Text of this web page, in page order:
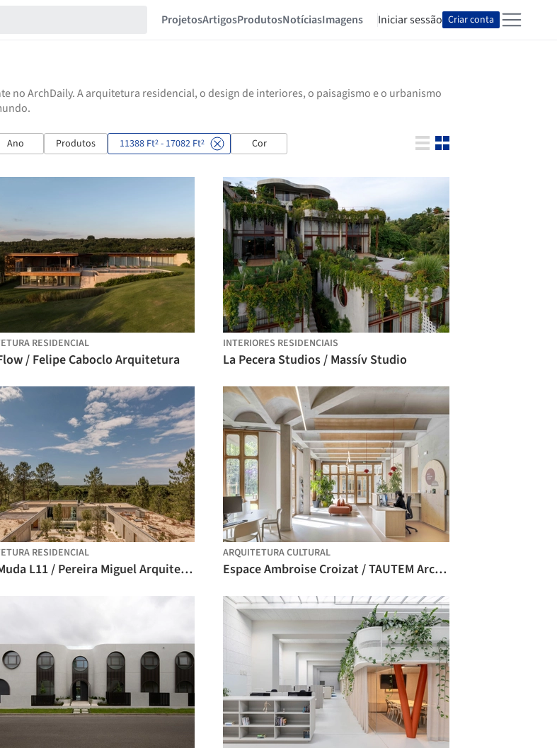
ProjetosArtigosProdutosNotíciasImagens Iniciar sessão Criar conta
no ArchDaily. A arquitetura residencial, o design de interiores, o paisagismo e o urbanismo
Ano Produtos 11388 Ft2 - 17082 Ft2 Cor
RESIDENCIAL
/ Felipe Caboclo Arquitetura
INTERIORES RESIDENCIAIS
La Pecera Studios / Massív Studio
RESIDENCIAL
Casa Muda L11 / Pereira Miguel Arquitectos
ARQUITETURA CULTURAL
Espace Ambroise Croizat / TAUTEM Architecture